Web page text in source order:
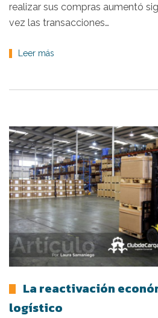
realizar sus compras aumentó
vez las transacciones…
Leer más
La reactivación
logístico